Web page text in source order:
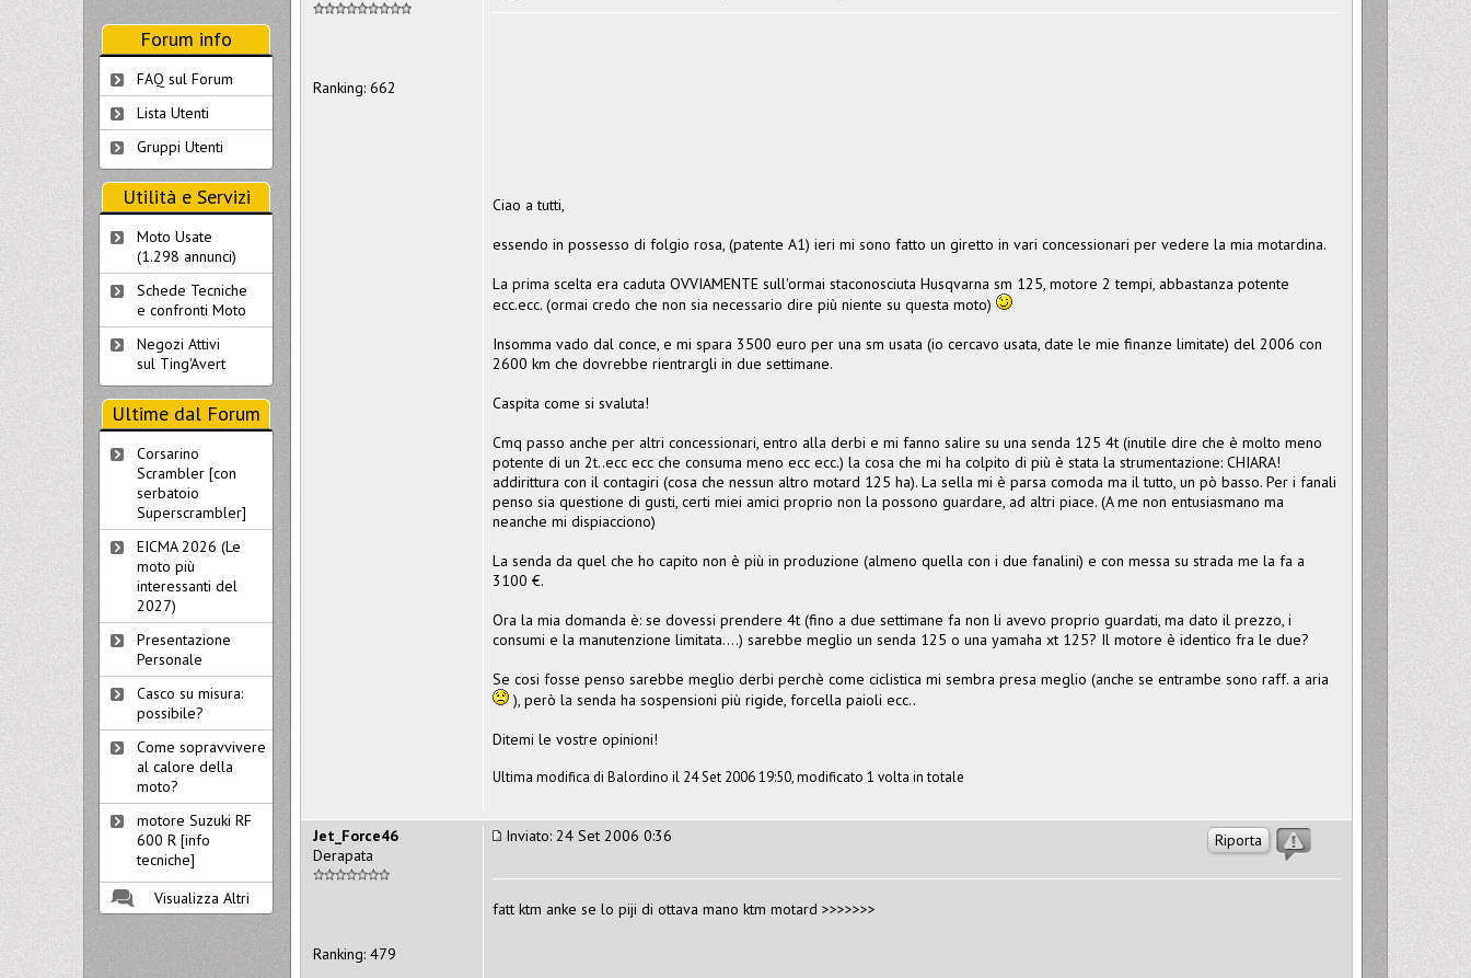
Ciao a tutti,
essendo in possesso di folgio rosa, (patente A1) ieri mi sono fatto un giretto in vari concessionari per vedere la mia motardina.
La prima scelta era caduta OVVIAMENTE sull'ormai staconosciuta Husqvarna sm 125, motore 2 tempi, abbastanza potente
ecc.ecc. (ormai credo che non sia necessario dire più niente su questa moto)
Insomma vado dal conce, e mi spara 3500 euro per una sm usata (io cercavo usata, date le mie finanze limitate) del 2006 con
2600 km che dovrebbe rientrargli in due settimane.
Caspita come si svaluta!
Cmq passo anche per altri concessionari, entro alla derbi e mi fanno salire su una senda 125 4t (inutile dire che è molto meno
potente di un 2t..ecc ecc che consuma meno ecc ecc.) la cosa che mi ha colpito di più è stata la strumentazione: CHIARA!
addirittura con il contagiri (cosa che nessun altro motard 125 ha). La sella mi è parsa comoda ma il tutto, un pò basso. Per i fanali
penso sia questione di gusti, certi miei amici proprio non la possono guardare, ad altri piace. (A me non entusiasmano ma
neanche mi dispiacciono)
La senda da quel che ho capito non è più in produzione (almeno quella con i due fanalini) e con messa su strada me la fa a
3100 €.
Ora la mia domanda è: se dovessi prendere 4t (fino a due settimane fa non li avevo proprio guardati, ma dato il prezzo, i
consumi e la manutenzione limitata....) sarebbe meglio un senda 125 o una yamaha xt 125? Il motore è identico fra le due?
Se cosi fosse penso sarebbe meglio derbi perchè come ciclistica mi sembra presa meglio (anche se entrambe sono raff. a aria
), però la senda ha sospensioni più rigide, forcella paioli ecc..
Ditemi le vostre opinioni!
Ultima modifica di Balordino il 24 Set 2006 19:50, modificato 1 volta in totale
Ranking: 662
Riporta
Inviato: 24 Set 2006 0:36
fatt ktm anke se lo piji di ottava mano ktm motard >>>>>>>
Jet_Force46
Derapata
Ranking: 479
Forum info
FAQ sul Forum
Lista Utenti
Gruppi Utenti
Utilità e Servizi
Moto Usate
(1.298 annunci)
Schede Tecniche
e confronti Moto
Negozi Attivi
sul Ting'Avert
Ultime dal Forum
Corsarino
Scrambler [con
serbatoio
Superscrambler]
EICMA 2026 (Le
moto più
interessanti del
2027)
Presentazione
Personale
Casco su misura:
possibile?
Come sopravvivere
al calore della
moto?
motore Suzuki RF
600 R [info
tecniche]
Visualizza Altri